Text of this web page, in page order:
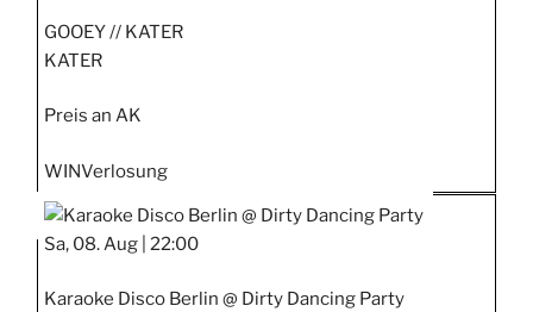
GOOEY // KATER
KATER
Preis an AK
WINVerlosung
Sa, 08. Aug | 22:00
Karaoke Disco Berlin @ Dirty Dancing Party